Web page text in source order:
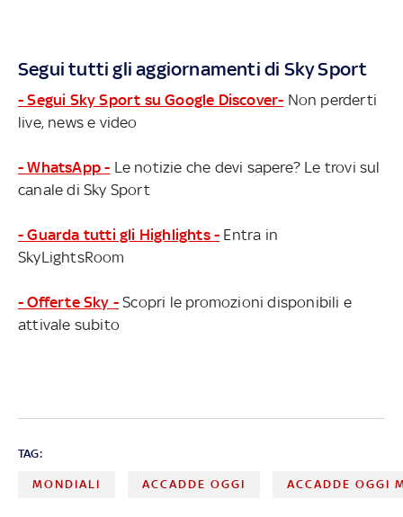
Segui tutti gli aggiornamenti di Sky Sport
- Segui Sky Sport su Google Discover- Non perderti
live, news e video
- WhatsApp - Le notizie che devi sapere? Le trovi sul
canale di Sky Sport
- Guarda tutti gli Highlights - Entra in
SkyLightsRoom
- Offerte Sky - Scopri le promozioni disponibili e
attivale subito
TAG:
MONDIALI ACCADDE OGGI ACCADDE OGGI